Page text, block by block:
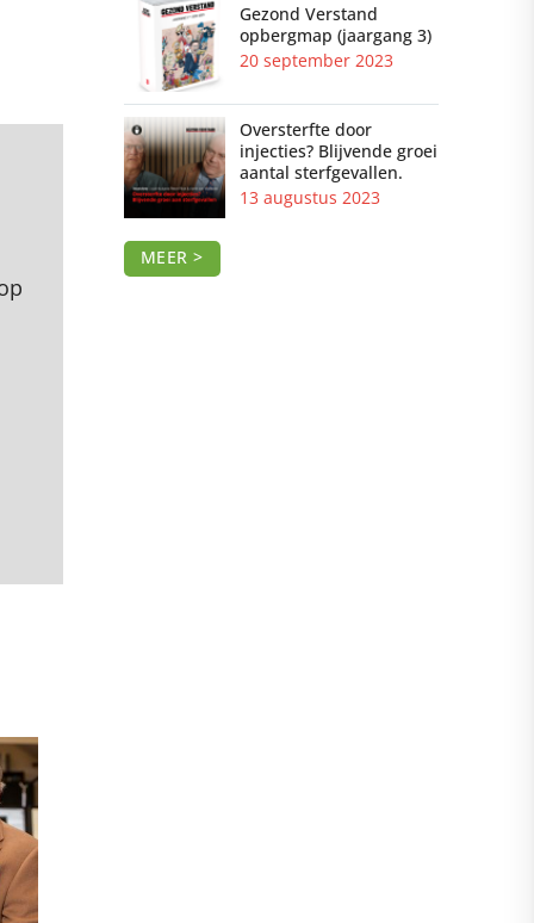
Gezond Verstand
opbergmap (jaargang 3)
20 september 2023
Oversterfte door
injecties? Blijvende groei
aantal sterfgevallen.
13 augustus 2023
MEER >